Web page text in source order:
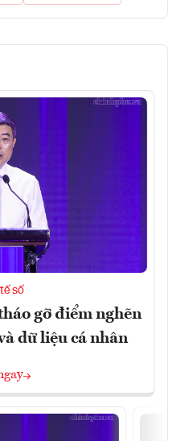
tế số
gỡ điểm nghẽn
dữ liệu cá nhân